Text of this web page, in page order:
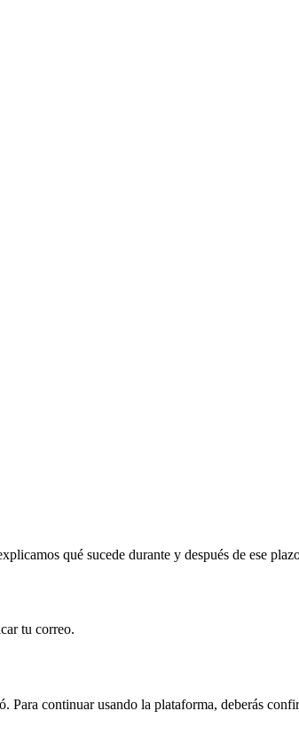
qué sucede durante y después de ese
tu correo.
Para continuar usando la plataforma, deberás